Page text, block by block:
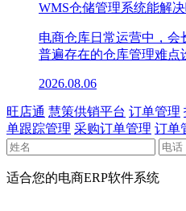
WMS仓储管理系统能解
电商仓库日常运营中，
普遍存在的仓库管理难点
2026.08.06
旺店通 慧策供销平台 订单管理
单跟踪管理 采购订单管理 订单
适合您的电商ERP软件系统